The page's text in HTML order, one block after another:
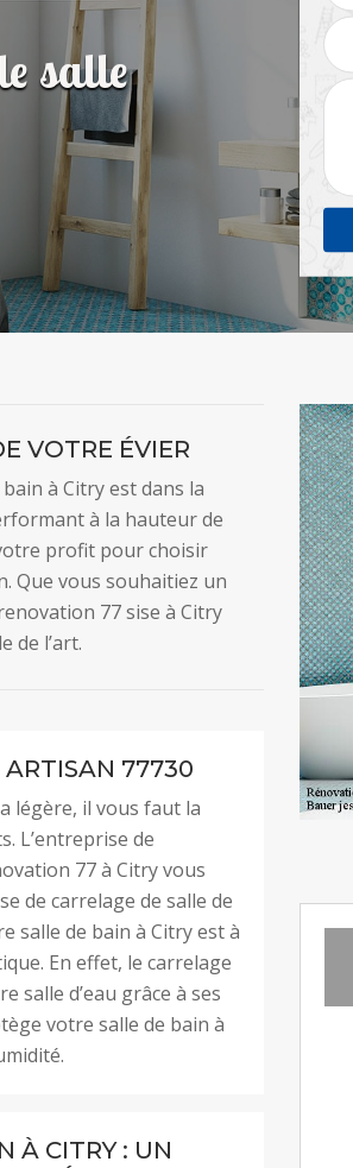
salle
VOTRE ÉVIER
à Citry est dans la
à la hauteur de
profit pour choisir
Que vous souhaitiez un
77 sise à Citry
de l’art.
ARTISAN 77730
légère, il vous faut la
L’entreprise de
77 à Citry vous
de carrelage de salle de
salle de bain à Citry est à
En effet, le carrelage
salle d’eau grâce à ses
votre salle de bain à
À CITRY : UN